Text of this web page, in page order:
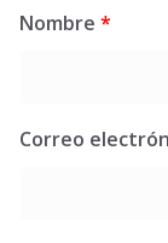
Nombre *
Correo